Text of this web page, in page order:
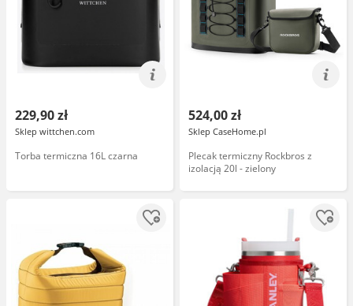
229,90 zł
Sklep wittchen.com
Torba termiczna 16L czarna
524,00 zł
Sklep CaseHome.pl
Plecak termiczny Rockbros z
izolacją 20l - zielony